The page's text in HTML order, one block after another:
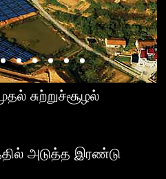
சுற்றுச்சூழல்
அடுத்த இரண்டு